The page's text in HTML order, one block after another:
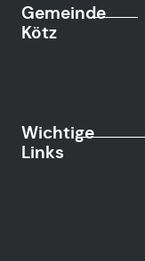
Gemeinde
Kötz
Wichtige
Links